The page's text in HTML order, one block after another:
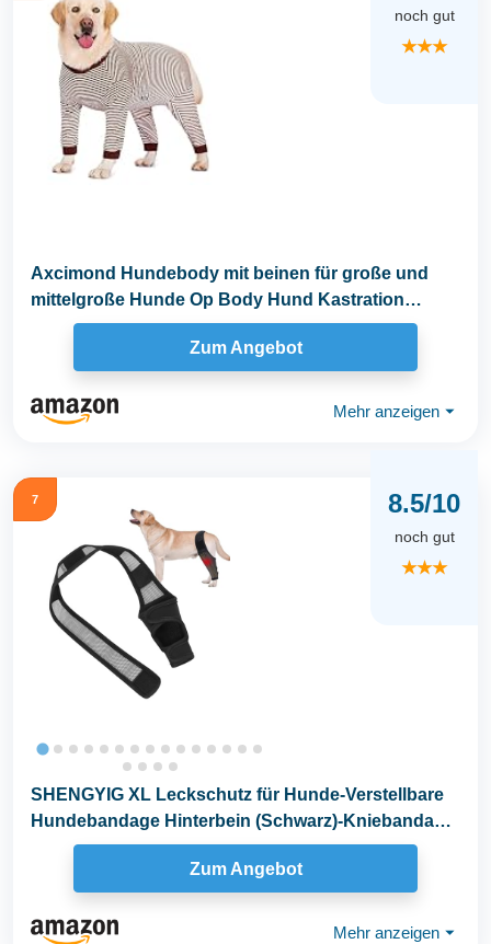
noch gut
★★★
Axcimond Hundebody mit beinen für große und
mittelgroße Hunde Op Body Hund Kastration
Hündin...
Zum Angebot
Mehr anzeigen ⏷
7 8.5/10
noch gut
★★★
SHENGYIG XL Leckschutz für Hunde-Verstellbare
Hundebandage Hinterbein (Schwarz)-Kniebandage
Zum Angebot
Mehr anzeigen ⏷